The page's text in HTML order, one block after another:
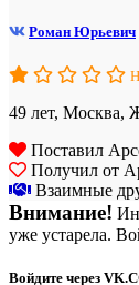
Роман Юрьевич
49 лет, Москва,
Поставил
Получил от
Взаимные
Внимание!
уже устарела.
Войдите через